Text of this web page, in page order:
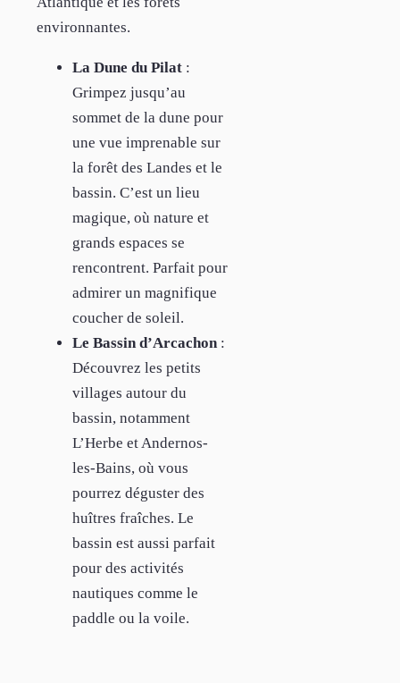
environnantes.
La Dune du Pilat :
Grimpez jusqu’au
sommet de la dune pour
une vue imprenable sur
la forêt des Landes et le
bassin. C’est un lieu
magique, où nature et
grands espaces se
rencontrent. Parfait pour
admirer un magnifique
coucher de soleil.
Le Bassin d’Arcachon:
Découvrez les petits
villages autour du
bassin, notamment
L’Herbe et Andernos-
les-Bains, où vous
pourrez déguster des
huîtres fraîches. Le
bassin est aussi parfait
pour des activités
nautiques comme le
paddle ou la voile.